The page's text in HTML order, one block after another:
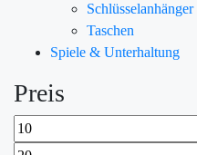
Schlüsselanhänger
Taschen
Spiele & Unterhaltung
Preis